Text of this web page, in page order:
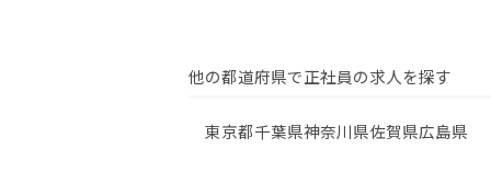
他の都道府県で正社員の求人を探す
東京都千葉県神奈川県佐賀県広島県